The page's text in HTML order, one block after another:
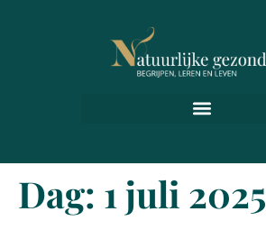
Dag: 1 juli 2025